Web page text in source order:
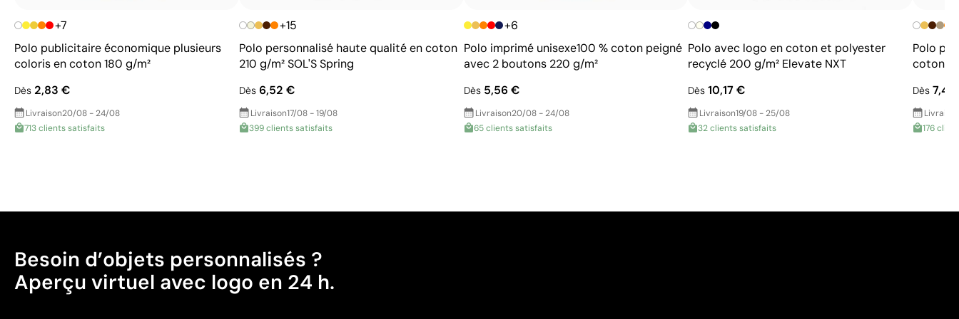
+7
Polo publicitaire économique plusieurs
coloris en coton 180 g/m²
Dès 2,83 €
Livraison20/08 - 24/08
713 clients satisfaits
+15
Polo personnalisé haute qualité en coton
210 g/m² SOL'S Spring
Dès6,52 €
Livraison17/08 - 19/08
399 clients satisfaits
+6
Polo imprimé unisexe100 % coton peigné
avec 2 boutons 220 g/m²
Dès5,56 €
Livraison20/08 - 24/08
65 clients satisfaits
Polo avec logo en coton et polyester
recyclé 200 g/m² Elevate NXT
Dès 10,17 €
Livraison19/08 - 25/08
32 clients satisfaits
Polo
coton
Dès
176
Besoin d’objets personnalisés ?
Aperçu virtuel avec logo en 24 h.